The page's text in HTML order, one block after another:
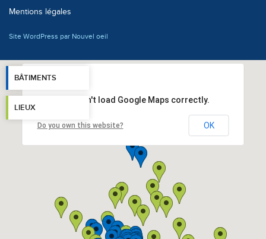
Mentions légales
Site WordPress par Nouvel oeil
BÂTIMENTS
LIEUX
This page can't load Google Maps correctly.
Do you own this website? OK